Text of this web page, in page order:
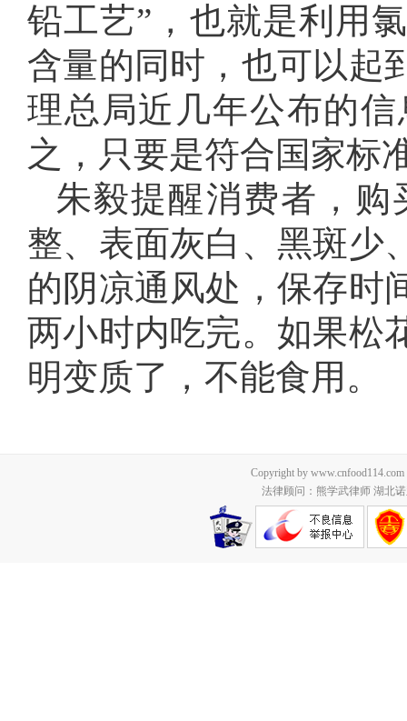
铅工艺”，也就是利用
含量的同时，也可以起
理总局近几年公布的
之，只要是符合国家标
朱毅提醒消费者，
整、表面灰白、黑斑少
的阴凉通风处，保存时
两小时内吃完。如果松
明变质了，不能食用。
Copyright by
法律顾问：熊学武律师 湖北